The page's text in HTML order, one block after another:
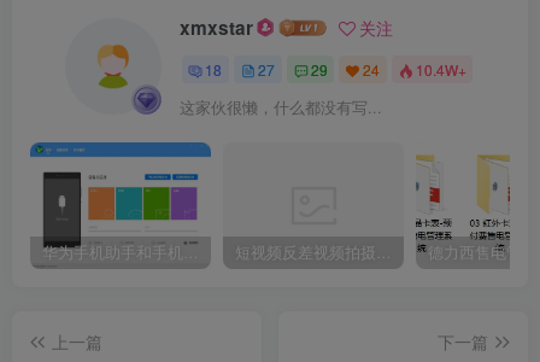
xmxstar 关注
18 27 29 24 10.4W+
这家伙很懒，什么都没有写...
华为手机助手和手机无法连接，电脑有叮咚叮咚声。 短视频反差视频拍摄脚本示例
上一篇
下一篇